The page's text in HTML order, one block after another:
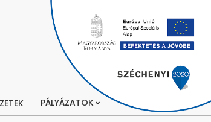
PÁLYÁZATOK